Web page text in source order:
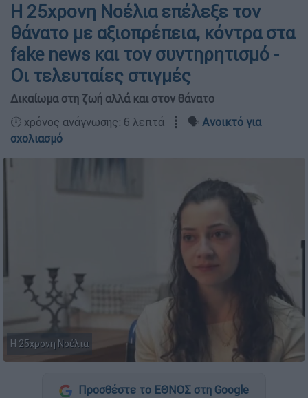
Η 25χρονη Νοέλια επέλεξε τον
θάνατο με αξιοπρέπεια, κόντρα στα
fake news και τον συντηρητισμό -
Οι τελευταίες στιγμές
Δικαίωμα στη ζωή αλλά και στον θάνατο
🕛 χρόνος ανάγνωσης: 6 λεπτά ┋ 🗣️ Ανοικτό για
σχολιασμό
Η 25χρονη Νοέλια
Προσθέστε το ΕΘΝΟΣ στη Google